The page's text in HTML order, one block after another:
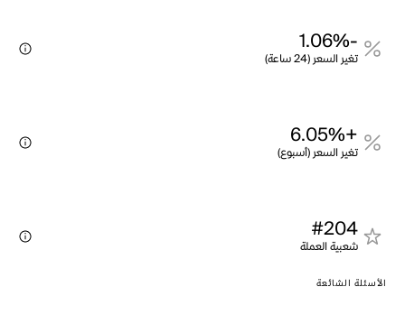
-1.06%
تغير السعر (24 ساعة)
+6.05%
تغير السعر (أسبوع)
#204
شعبية العملة
الأسئلة الشائعة